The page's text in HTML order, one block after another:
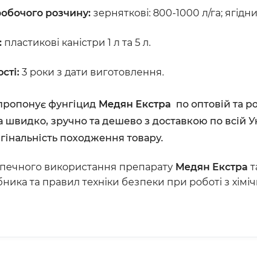
розчину: зерняткові: 800-1000 л/га;
пластикові каністри 1 л та 5 л.
3 роки з дати виготовлення.
фунгіцид Медян Екстра по оптовій та
зручно та дешево з доставкою по всій
походження товару.
використання препарату Медян Екстра
та правил техніки безпеки при роботі з